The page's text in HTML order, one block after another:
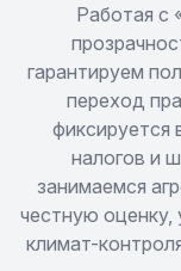
Работая с
гарантируем
переход
фиксируется
налогов и
занимаемся
честную оценку,
климат-